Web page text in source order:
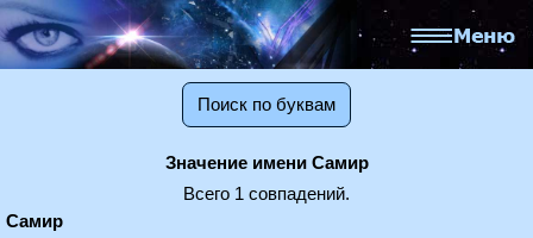
Поиск по буквам
Значение имени Самир
Всего 1 совпадений.
Самир